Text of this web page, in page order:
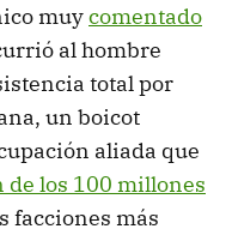
muycomentado
al hombre
total por
un boicot
aliada que
de los 100 millones
facciones más